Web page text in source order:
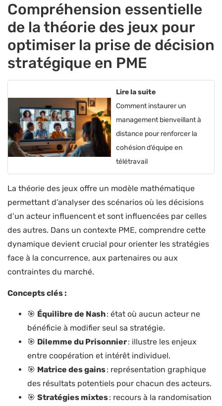
Compréhension essentielle
de la théorie des jeux pour
optimiser la prise de décision
stratégique en PME
Lire la suite
Comment instaurer un
management bienveillant à
distance pour renforcer la
cohésion d’équipe en
télétravail
La théorie des jeux offre un modèle mathématique
permettant d’analyser des scénarios où les décisions
d’un acteur influencent et sont influencées par celles
des autres. Dans un contexte PME, comprendre cette
dynamique devient crucial pour orienter les stratégies
face à la concurrence, aux partenaires ou aux
contraintes du marché.
Concepts clés :
🎯 Équilibre de Nash: état où aucun acteur ne
bénéficie à modifier seul sa stratégie.
🎯 Dilemme du Prisonnier: illustre les enjeux
entre coopération et intérêt individuel.
🎯 Matrice des gains: représentation graphique
des résultats potentiels pour chacun des acteurs.
🎯 Stratégies mixtes: recours à la randomisation